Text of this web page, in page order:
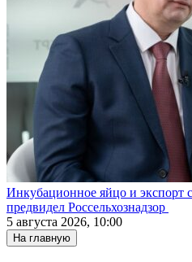
Инкубационное яйцо и экспорт
предвидел Россельхознадзор
5 августа 2026, 10:00
На главную